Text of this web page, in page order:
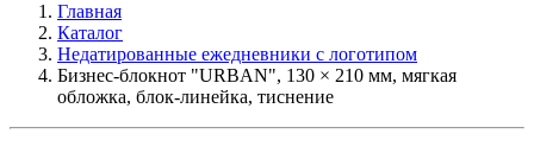
Главная
Каталог
Недатированные ежедневники с логотипом
Бизнес-блокнот "URBAN", 130 × 210 мм, мягкая
обложка, блок-линейка, тиснение